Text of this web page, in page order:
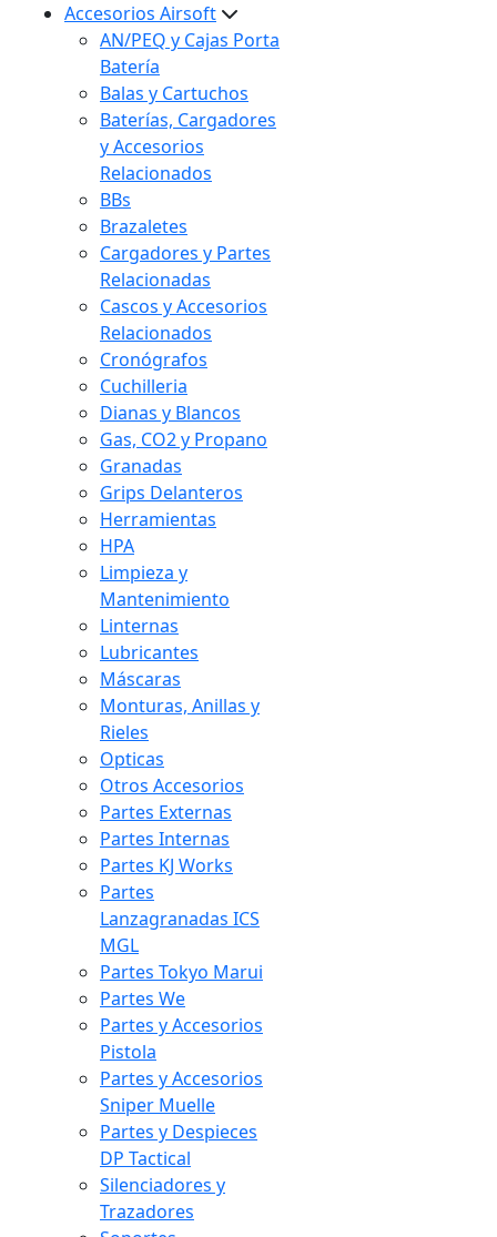
Accesorios Airsoft
AN/PEQ y Cajas Porta
Batería
Balas y Cartuchos
Baterías, Cargadores
y Accesorios
Relacionados
BBs
Brazaletes
Cargadores y Partes
Relacionadas
Cascos y Accesorios
Relacionados
Cronógrafos
Cuchilleria
Dianas y Blancos
Gas, CO2 y Propano
Granadas
Grips Delanteros
Herramientas
HPA
Limpieza y
Mantenimiento
Linternas
Lubricantes
Máscaras
Monturas, Anillas y
Rieles
Opticas
Otros Accesorios
Partes Externas
Partes Internas
Partes KJ Works
Partes
Lanzagranadas ICS
MGL
Partes Tokyo Marui
Partes We
Partes y Accesorios
Pistola
Partes y Accesorios
Sniper Muelle
Partes y Despieces
DP Tactical
Silenciadores y
Trazadores